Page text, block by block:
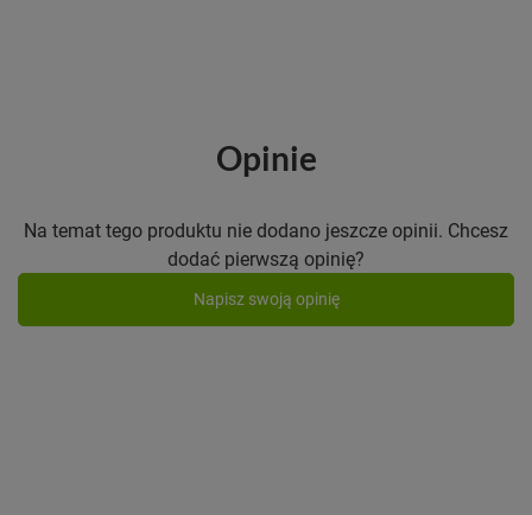
Opinie
Na temat tego produktu nie dodano jeszcze opinii. Chcesz
dodać pierwszą opinię?
Napisz swoją opinię